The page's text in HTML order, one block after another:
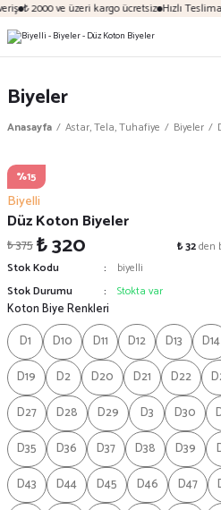
₺ 2000 ve üzeri kargo ücretsiz Hızlı Teslimat
Biyeler
Anasayfa Astar, Tela, Tuhafiye Biyeler
%15
Biyelli
Düz Koton Biyeler
₺ 375₺ 320 ₺ 32den
Stok Kodu
biyelli
Stok Durumu
Stokta var
Koton Biye Renkleri
D1
D10 D11 D12 D13 D14
D19
D2 D20 D21 D22
D27
D28 D29 D3 D30
D35
D36 D37 D38 D39
D43
D44 D45 D46 D47